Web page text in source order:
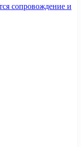
сопровождение и